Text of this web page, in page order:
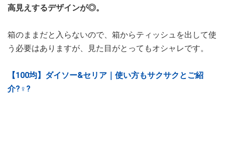
高見えするデザインが◎。
箱のままだと入らないので、箱からティッシュを出して使
う必要はありますが、見た目がとってもオシャレです。
【100均】ダイソー&セリア｜使い方もサクサクとご紹
介?‍♀️?